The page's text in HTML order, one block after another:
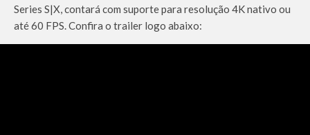
Series S|X, contará com suporte para resolução 4K nativo ou
até 60 FPS. Confira o trailer logo abaixo: